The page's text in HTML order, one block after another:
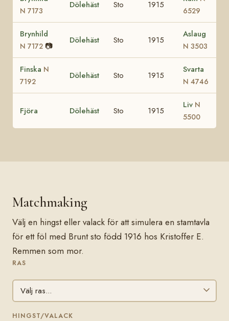
N 7173
Dölehäst Sto 1915
6529
Brynhild
N 7172 📷
Dölehäst Sto 1915
Aslaug
N 3503
Finska N
7192
Dölehäst Sto 1915
Svarta
N 4746
Fjöra Dölehäst Sto 1915
Liv N
5500
Matchmaking
Välj en hingst eller valack för att simulera en stamtavla
för ett föl med Brunt sto född 1916 hos Kristoffer E.
Remmen som mor.
RAS
HINGST/VALACK